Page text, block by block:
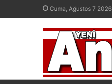
Cuma, Ağustos 7 2026